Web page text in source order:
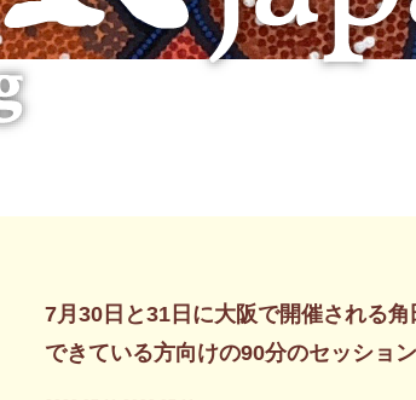
7月30日と31日に大阪で開催される
できている方向けの90分のセッショ